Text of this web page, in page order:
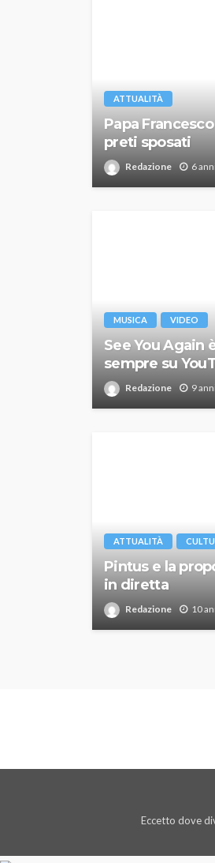
ATTUALITÀ
Papa
preti sposati
Redazione 6
MUSICA VIDEO
See You Again
sempre su
Redazione 9
ATTUALITÀ
Pintus e la
in diretta
Redazione 10
Eccetto dove